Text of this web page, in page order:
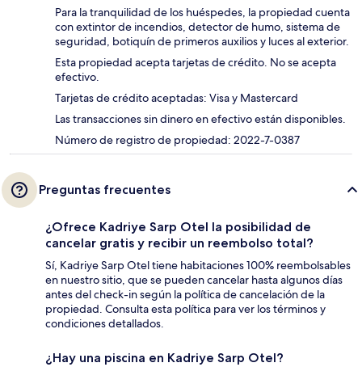
Para la tranquilidad de los huéspedes, la propiedad cuenta
con extintor de incendios, detector de humo, sistema de
seguridad, botiquín de primeros auxilios y luces al exterior.
Esta propiedad acepta tarjetas de crédito. No se acepta
efectivo.
Tarjetas de crédito aceptadas: Visa y Mastercard
Las transacciones sin dinero en efectivo están disponibles.
Número de registro de propiedad: 2022-7-0387
Preguntas frecuentes
¿Ofrece Kadriye Sarp Otel la posibilidad de
cancelar gratis y recibir un reembolso total?
Sí, Kadriye Sarp Otel tiene habitaciones 100% reembolsables
en nuestro sitio, que se pueden cancelar hasta algunos días
antes del check-in según la política de cancelación de la
propiedad. Consulta esta política para ver los términos y
condiciones detallados.
¿Hay una piscina en Kadriye Sarp Otel?